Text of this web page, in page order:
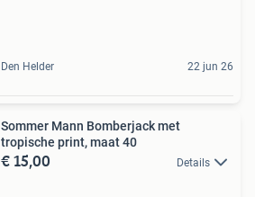
Den Helder 22 jun 26
Sommer Mann Bomberjack met
tropische print, maat 40
€ 15,00 Details